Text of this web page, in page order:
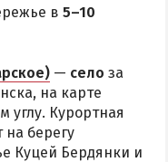
в 5–10
— село за
на карте
углу. Курортная
на берегу
Куцей Бердянки и